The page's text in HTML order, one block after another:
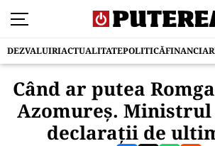
DEZVALUIRIACTUALITATEPOLITICĂFINANCIAR
Când ar putea
Azomureș. Ministrul
declaraţii de